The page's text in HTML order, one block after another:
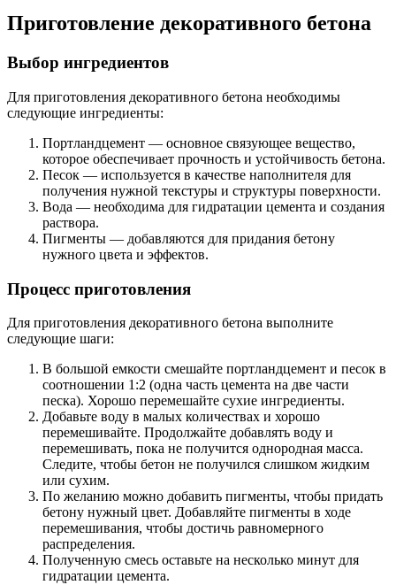
Приготовление декоративного бетона
Выбор ингредиентов
Для приготовления декоративного бетона необходимы
следующие ингредиенты:
Портландцемент — основное связующее вещество,
которое обеспечивает прочность и устойчивость бетона.
Песок — используется в качестве наполнителя для
получения нужной текстуры и структуры поверхности.
Вода — необходима для гидратации цемента и создания
раствора.
Пигменты — добавляются для придания бетону
нужного цвета и эффектов.
Процесс приготовления
Для приготовления декоративного бетона выполните
следующие шаги:
В большой емкости смешайте портландцемент и песок в
соотношении 1:2 (одна часть цемента на две части
песка). Хорошо перемешайте сухие ингредиенты.
Добавьте воду в малых количествах и хорошо
перемешивайте. Продолжайте добавлять воду и
перемешивать, пока не получится однородная масса.
Следите, чтобы бетон не получился слишком жидким
или сухим.
По желанию можно добавить пигменты, чтобы придать
бетону нужный цвет. Добавляйте пигменты в ходе
перемешивания, чтобы достичь равномерного
распределения.
Полученную смесь оставьте на несколько минут для
гидратации цемента.